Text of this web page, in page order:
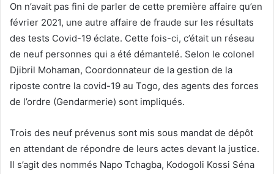
On n’avait pas fini de parler de cette première affaire qu’en
février 2021, une autre affaire de fraude sur les résultats
des tests Covid-19 éclate. Cette fois-ci, c’était un réseau
de neuf personnes qui a été démantelé. Selon le colonel
Djibril Mohaman, Coordonnateur de la gestion de la
riposte contre la covid-19 au Togo, des agents des forces
de l’ordre (Gendarmerie) sont impliqués.
Trois des neuf prévenus sont mis sous mandat de dépôt
en attendant de répondre de leurs actes devant la justice.
Il s’agit des nommés Napo Tchagba, Kodogoli Kossi Séna